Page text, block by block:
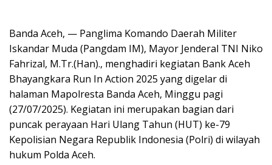
Banda Aceh, — Panglima Komando Daerah Militer
Iskandar Muda (Pangdam IM), Mayor Jenderal TNI Niko
Fahrizal, M.Tr.(Han)., menghadiri kegiatan Bank Aceh
Bhayangkara Run In Action 2025 yang digelar di
halaman Mapolresta Banda Aceh, Minggu pagi
(27/07/2025). Kegiatan ini merupakan bagian dari
puncak perayaan Hari Ulang Tahun (HUT) ke-79
Kepolisian Negara Republik Indonesia (Polri) di wilayah
hukum Polda Aceh.